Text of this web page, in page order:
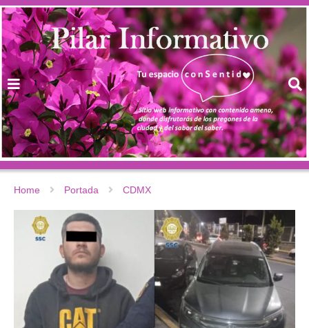
Home Portada CDMX